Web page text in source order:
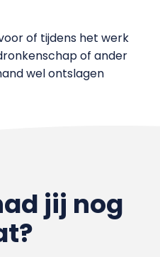
of tijdens het werk
of ander
wel ontslagen
jij nog